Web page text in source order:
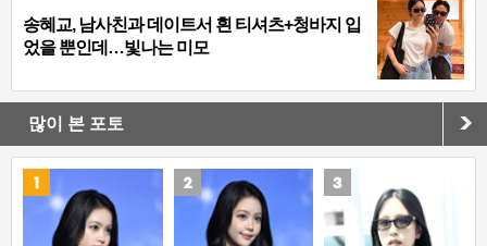
송혜교, 남사친과 데이트서 흰 티셔츠+청바지 입
었을 뿐인데…빛나는 미모
많이 본 포토